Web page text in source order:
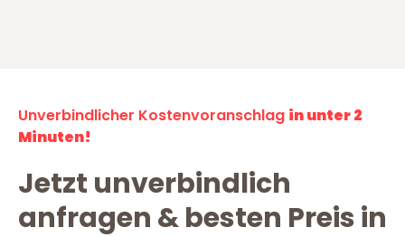
Unverbindlicher Kostenvoranschlag in unter 2
Minuten!
Jetzt unverbindlich
anfragen & besten Preis in